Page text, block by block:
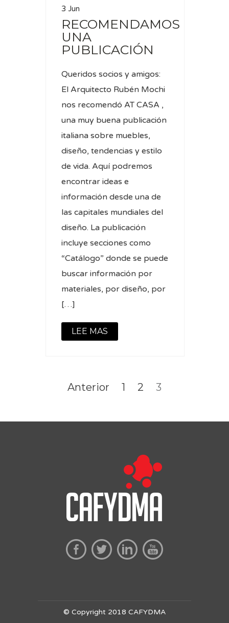
3 Jun
RECOMENDAMOS
UNA
PUBLICACIÓN
Queridos socios y amigos:
El Arquitecto Rubén Mochi
nos recomendó AT CASA ,
una muy buena publicación
italiana sobre muebles,
diseño, tendencias y estilo
de vida. Aquí podremos
encontrar ideas e
información desde una de
las capitales mundiales del
diseño. La publicación
incluye secciones como
“Catálogo” donde se puede
buscar información por
materiales, por diseño, por
[…]
LEE MAS
entradas
Anterior Página
1 Página
2 Página
3
© Copyright 2018 CAFYDMA